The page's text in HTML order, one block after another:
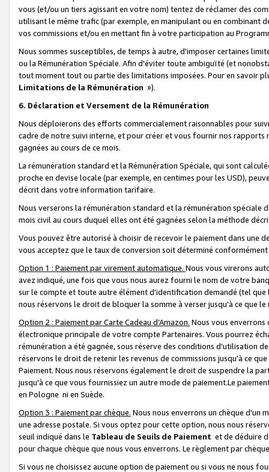
vous (et/ou un tiers agissant en votre nom) tentez de réclamer des
utilisant le même trafic (par exemple, en manipulant ou en combinant
vos commissions et/ou en mettant fin à votre participation au
Nous sommes susceptibles, de temps à autre, d'imposer certaines
ou la Rémunération Spéciale. Afin d'éviter toute ambiguïté (et
tout moment tout ou partie des limitations imposées. Pour en savoir
Limitations de la Rémunération »).
6. Déclaration et Versement de la Rémunération
Nous déploierons des efforts commercialement raisonnables pour
cadre de notre suivi interne, et pour créer et vous fournir nos
gagnées au cours de ce mois.
La rémunération standard et la Rémunération Spéciale, qui sont
proche en devise locale (par exemple, en centimes pour les USD),
décrit dans votre information tarifaire.
Nous verserons la rémunération standard et la rémunération spéciale
mois civil au cours duquel elles ont été gagnées selon la méthode
Vous pouvez être autorisé à choisir de recevoir le paiement dans une
vous acceptez que le taux de conversion soit déterminé
Option 1 : Paiement par virement automatique. Nous vous virerons
avez indiqué, une fois que vous nous aurez fourni le nom de votre
sur le compte et toute autre élément d'identification demandé (tel que
nous réservons le droit de bloquer la somme à verser jusqu'à ce que
Option 2 : Paiement par Carte Cadeau d’Amazon. Nous vous
électronique principale de votre compte Partenaires. Vous pourrez
rémunération a été gagnée, sous réserve des conditions d'utilisation
réservons le droit de retenir les revenus de commissions jusqu'à ce
Paiement. Nous nous réservons également le droit de suspendre la
jusqu'à ce que vous fournissiez un autre mode de paiement.Le
en Pologne ni en Suède.
Option 3 : Paiement par chèque. Nous nous enverrons un chèque d'un
une adresse postale. Si vous optez pour cette option, nous nous
seuil indiqué dans le Tableau de Seuils de Paiement et de déduire
pour chaque chèque que nous vous enverrons. Le règlement par
Si vous ne choisissez aucune option de paiement ou si vous ne nous